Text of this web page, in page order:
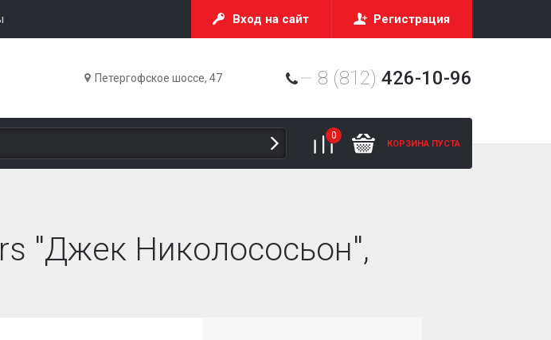
Вход на сайт Регистрация
Петергофское шоссе, 47 8 (812) 426-10-96
0
КОРЗИНА ПУСТА
"Джек Николососьон",